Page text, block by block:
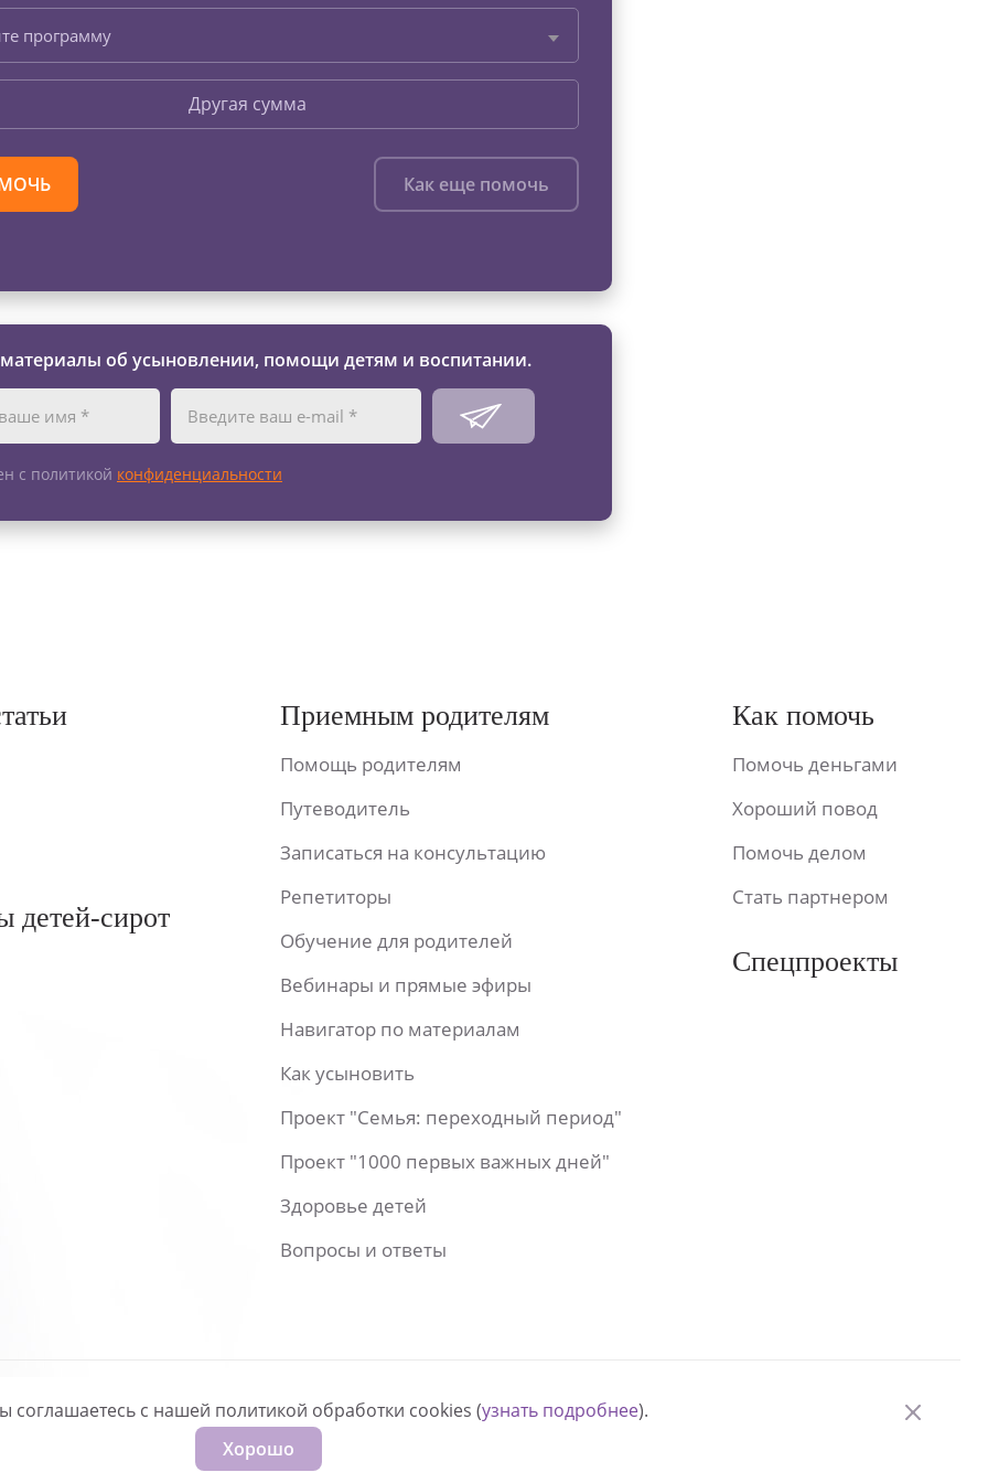
программу
Другая сумма
Как еще помочь
об усыновлении, помощи детям и воспитании.
с политикой конфиденциальности
детей-сирот
Приемным родителям
Помощь родителям
Путеводитель
Записаться на консультацию
Репетиторы
Обучение для родителей
Вебинары и прямые эфиры
Навигатор по материалам
Как усыновить
Проект "Семья: переходный период"
Проект "1000 первых важных дней"
Здоровье детей
Вопросы и ответы
Как помочь
Помочь деньгами
Хороший повод
Помочь делом
Стать партнером
Спецпроекты
соглашаетесь с нашей политикой обработки cookies (узнать подробнее).
Хорошо